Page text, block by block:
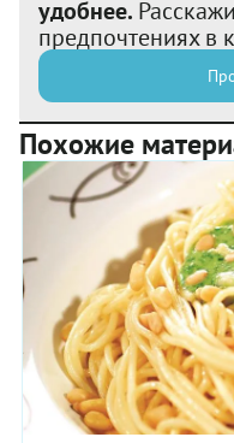
удобнее.
предпочтениях в
Похожие